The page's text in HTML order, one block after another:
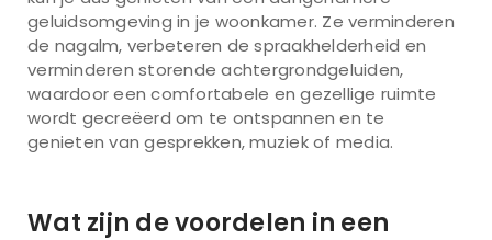
geluidsomgeving in je woonkamer. Ze verminderen
de nagalm, verbeteren de spraakhelderheid en
verminderen storende achtergrondgeluiden,
waardoor een comfortabele en gezellige ruimte
wordt gecreëerd om te ontspannen en te
genieten van gesprekken, muziek of media.
Wat zijn de voordelen in een